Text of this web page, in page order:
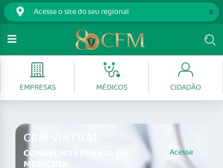
EMPRESAS MÉDICOS CIDADÃO
CRM VIRTUAL
CONSELHO FEDERAL DE
MEDICINA
Acesse